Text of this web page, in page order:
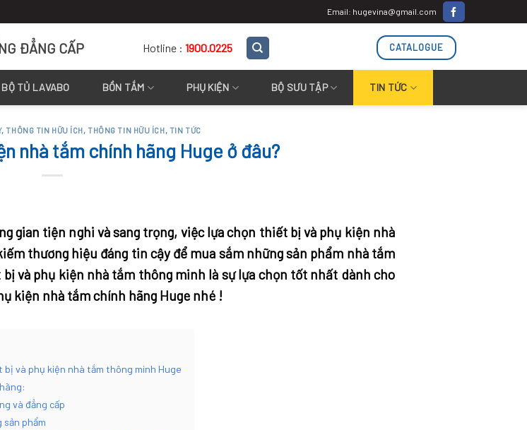
Email: hugevina@gmail.com
ĐẲNG CẤP Hotline : 1900.0225 CATALOGUE
BỘ TỦ LAVABO BỒN TẮM PHỤ KIỆN BỘ SƯU TẬP TIN TỨC
, THÔNG TIN HỮU ÍCH, THÔNG TIN HỮU ÍCH, TIN TỨC
nhà tắm chính hãng Huge ở đâu?
gian tiện nghi và sang trọng, việc lựa chọn thiết bị và phụ kiện nhà
thương hiệu đáng tin cậy để mua sắm những sản phẩm nhà tắm
và phụ kiện nhà tắm thông minh là sự lựa chọn tốt nhất dành cho
kiện nhà tắm chính hãng Huge nhé !
bị và phụ kiện nhà tắm thông minh Huge
và đẳng cấp
sản phẩm